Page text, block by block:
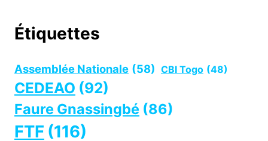
Étiquettes
Assemblée Nationale (58) CBI Togo (48)
CEDEAO (92)
Faure Gnassingbé (86)
FTF (116)